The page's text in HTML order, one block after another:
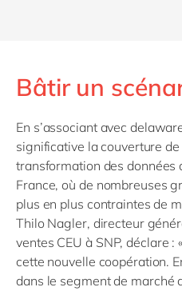
Bâtir un
En s’associant avec
significative la couverture
transformation des données
France, où de nombreuses
plus en plus contraintes de
Thilo Nagler, directeur
ventes CEU à SNP, déclare
cette nouvelle coopération.
dans le segment de marché